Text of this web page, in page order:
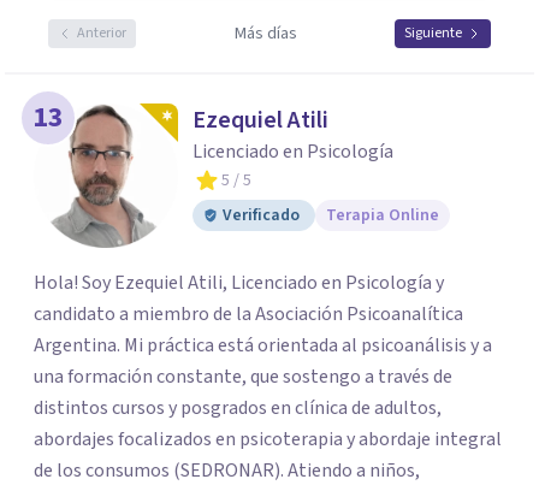
Anterior Más días Siguiente
13 Ezequiel Atili
Licenciado en Psicología
5 / 5
Verificado
Terapia Online
Hola! Soy Ezequiel Atili, Licenciado en Psicología y
candidato a miembro de la Asociación Psicoanalítica
Argentina. Mi práctica está orientada al psicoanálisis y a
una formación constante, que sostengo a través de
distintos cursos y posgrados en clínica de adultos,
abordajes focalizados en psicoterapia y abordaje integral
de los consumos (SEDRONAR). Atiendo a niños,